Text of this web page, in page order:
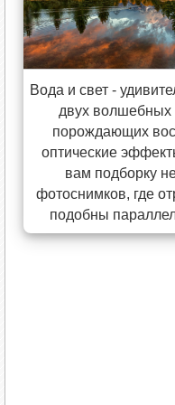
Вода и свет -
двух волшебных
порождающих
оптические
вам подборку
фотоснимков, где
подобны